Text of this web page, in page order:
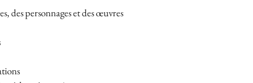
des personnages et des œuvres